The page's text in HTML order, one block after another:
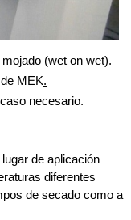
(wet on wet).
MEK.
necesario.
de aplicación
diferentes
de secado como a